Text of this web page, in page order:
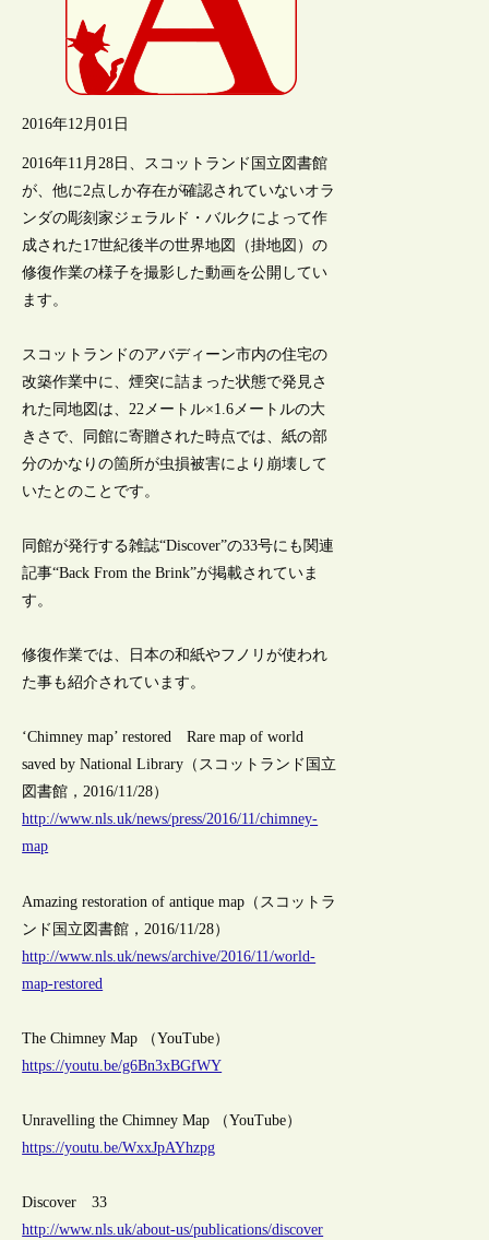
2016年12月01日
2016年11月28日、スコットランド国立図書館
が、他に2点しか存在が確認されていないオラ
ンダの彫刻家ジェラルド・バルクによって作
成された17世紀後半の世界地図（掛地図）の
修復作業の様子を撮影した動画を公開してい
ます。
スコットランドのアバディーン市内の住宅の
改築作業中に、煙突に詰まった状態で発見さ
れた同地図は、22メートル×1.6メートルの大
きさで、同館に寄贈された時点では、紙の部
分のかなりの箇所が虫損被害により崩壊して
いたとのことです。
同館が発行する雑誌“Discover”の33号にも関連
記事“Back From the Brink”が掲載されていま
す。
修復作業では、日本の和紙やフノリが使われ
た事も紹介されています。
‘Chimney map’ restored Rare map of world
saved by National Library（スコットランド国立
図書館，2016/11/28）
http://www.nls.uk/news/press/2016/11/chimney-
map
Amazing restoration of antique map（スコットラ
ンド国立図書館，2016/11/28）
http://www.nls.uk/news/archive/2016/11/world-
map-restored
The Chimney Map （YouTube）
https://youtu.be/g6Bn3xBGfWY
Unravelling the Chimney Map （YouTube）
https://youtu.be/WxxJpAYhzpg
Discover 33
http://www.nls.uk/about-us/publications/discover